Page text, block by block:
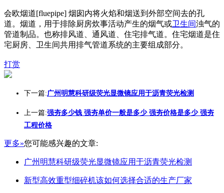
会欧烟道[fluepipe] 烟囱内将火焰和烟送到外部空间去的孔
道。烟道，用于排除厨房炊事活动产生的烟气或卫生间浊气的
管道制品。也称排风道、通风道、住宅排气道。住宅烟道是住
宅厨房、卫生间共用排气管道系统的主要组成部分。
打赏
下一篇:广州明慧科研级荧光显微镜应用于沥青荧光检测
上一篇:强夯多少钱 强夯单价一般是多少 强夯价格是多少 强夯
工程价格
更多»您可能感兴趣的文章:
广州明慧科研级荧光显微镜应用于沥青荧光检测
新型高效重型细碎机该如何选择合适的生产厂家